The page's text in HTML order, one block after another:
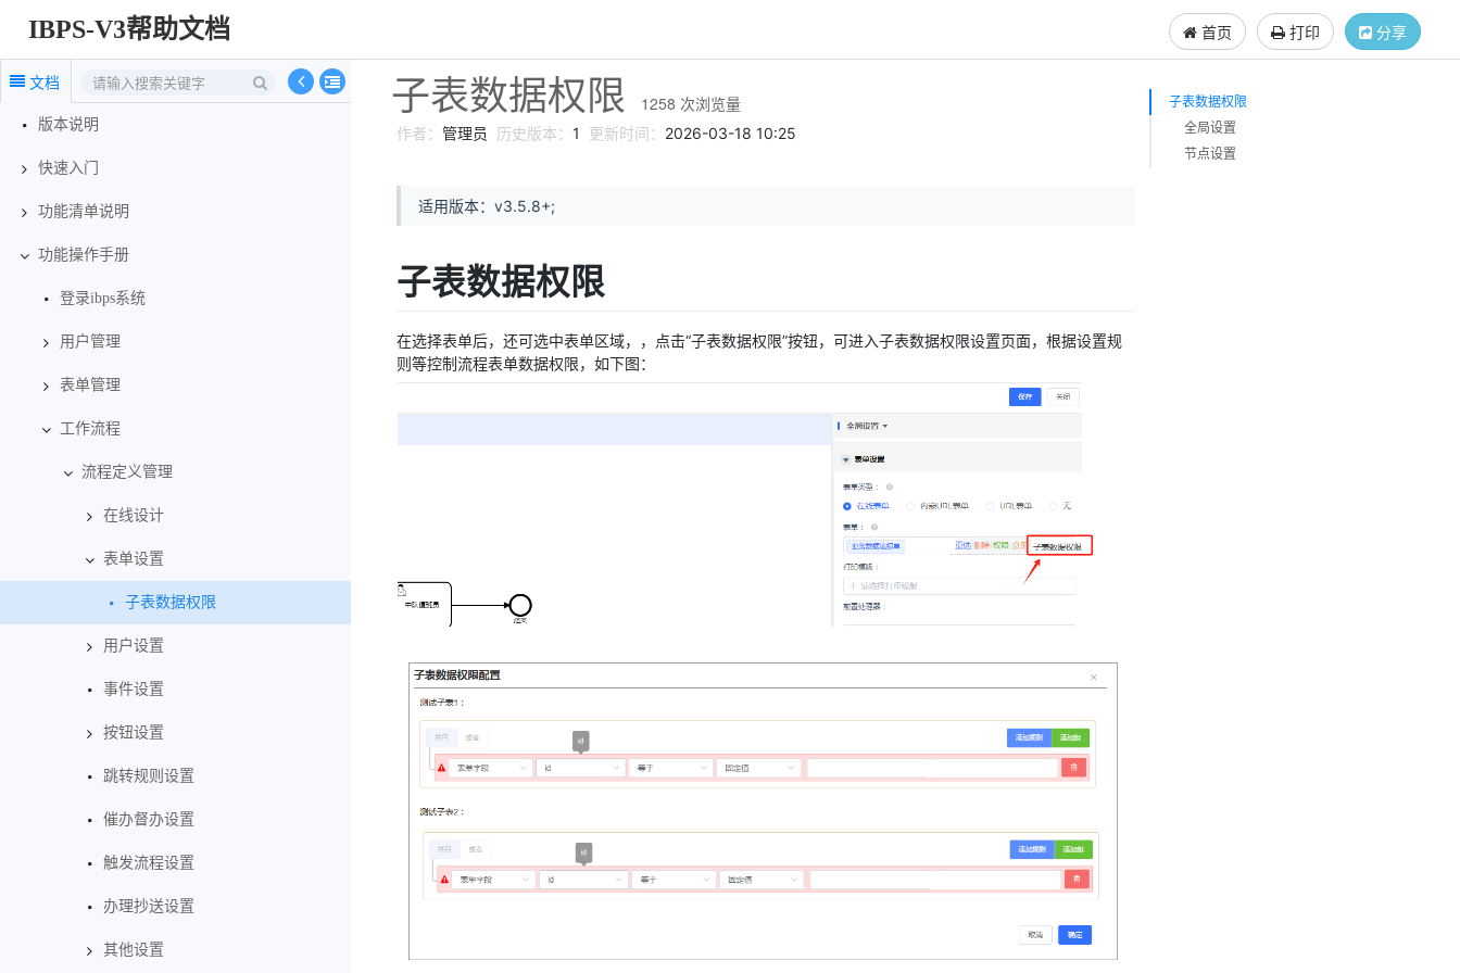
IBPS-V3帮助文档 首页 打印 分享
文档
版本说明
快速入门
功能清单说明
功能操作手册
登录ibps系统
用户管理
表单管理
工作流程
流程定义管理
在线设计
表单设置
子表数据权限
用户设置
事件设置
按钮设置
跳转规则设置
催办督办设置
触发流程设置
办理抄送设置
其他设置
子表数据权限 1258 次浏览量
子表数据权限
全局设置
节点设置
作者： 管理员 历史版本： 1 更新时间： 2026-03-18 10:25
适用版本：v3.5.8+;
子表数据权限
在选择表单后，还可选中表单区域，，点击“子表数据权限”按钮，可进入子表数据权限设置页面，根据设置规
则等控制流程表单数据权限，如下图：